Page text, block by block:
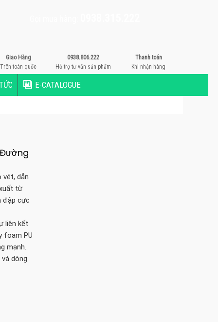
Giao Hàng
Trên toàn quốc
0938.806.222
Hỗ trợ tư vấn sản phẩm
Thanh toán
Khi nhận hàng
E-CATALOGUE
Đường
vét, dẫn
từ
đập cực
liên kết
foam PU
mạnh.
dòng